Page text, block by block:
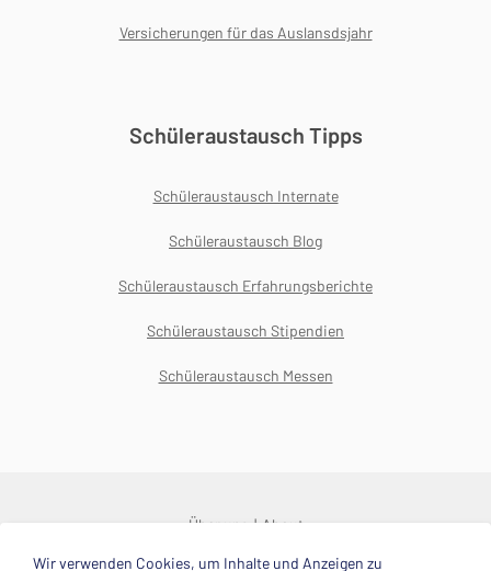
Versicherungen für das Auslansdsjahr
Schüleraustausch Tipps
Schüleraustausch Internate
Schüleraustausch Blog
Schüleraustausch Erfahrungsberichte
Schüleraustausch Stipendien
Schüleraustausch Messen
Über uns About
Wir verwenden Cookies, um Inhalte und Anzeigen zu